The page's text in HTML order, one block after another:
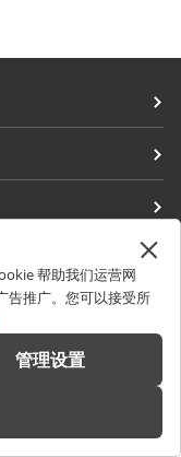
所有权利
帮助我们运营网
告推广。您可以接受所
管理设置